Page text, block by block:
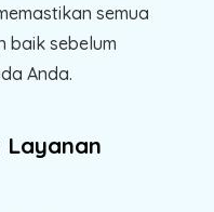
semua
baik sebelum
Anda.
Layanan